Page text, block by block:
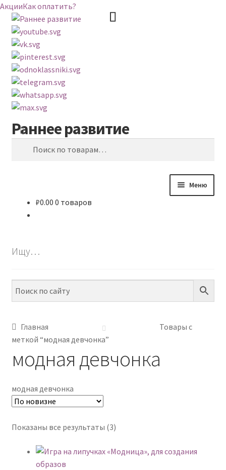
АкцииКак оплатить?
Перейти
к
навигации
Перейти
к
содержимому
Раннее развитие
Поиск
Меню
ПО НАВЫКАМ
МЕТОДИКИ
АРТ СТУДИЯ
ИГРЫ НА ЛИПУЧКАХ
КОНТАКТЫ
₽0.00 0 товаров
Ищу…
Главная
Товары с
меткой “модная девчонка”
модная девчонка
модная девчонка
Показаны все результаты (3)Сортировка:
недавние